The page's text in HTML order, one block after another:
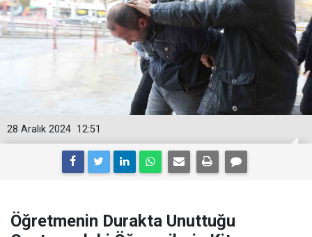
12:51
28 Aralık 2024
Öğretmenin Durakta Unuttuğu